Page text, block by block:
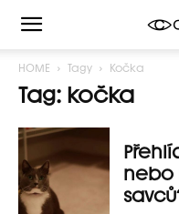
HOME Tagy Kočka
Tag: kočka
nebo